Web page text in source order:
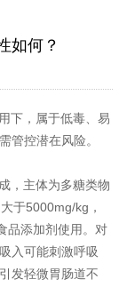
如何？
下，属于低毒、易
管控潜在风险。
，主体为多糖类物
于5000mg/kg，
品添加剂使用。对
入可能刺激呼吸
发轻微胃肠道不